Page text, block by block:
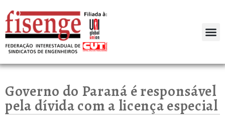
Governo do Paraná é responsável
pela dívida com a licença especial